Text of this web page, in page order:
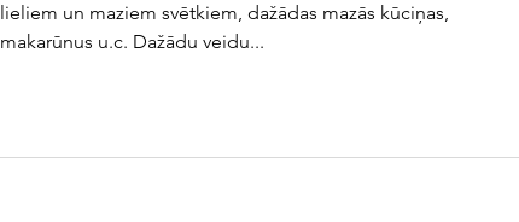
lieliem un maziem svētkiem, dažādas mazās kūciņas,
makarūnus u.c. Dažādu veidu...